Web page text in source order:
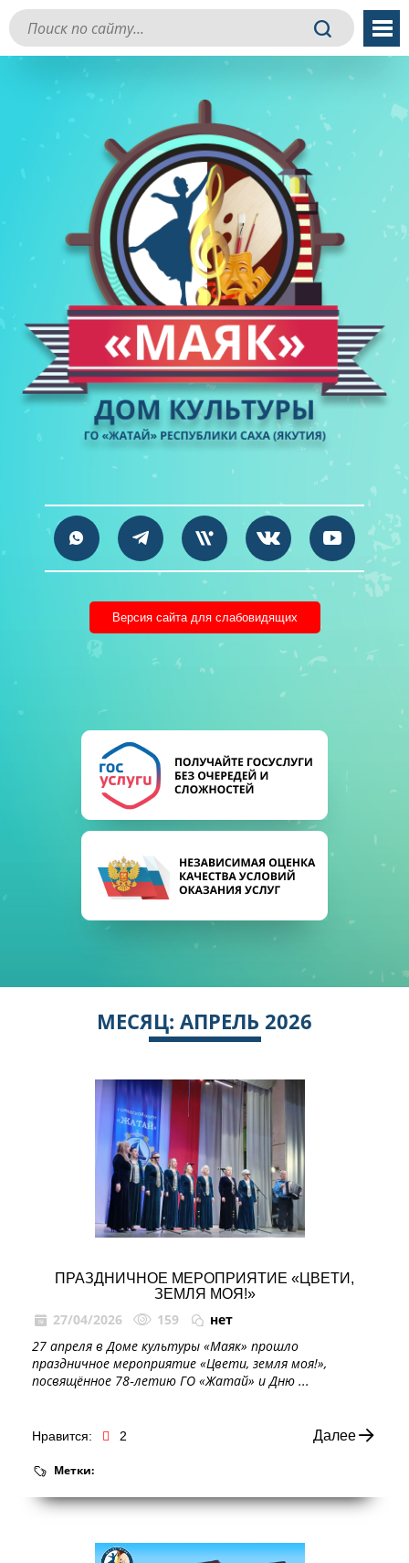
Версия сайта для слабовидящих
МЕСЯЦ: АПРЕЛЬ 2026
ПРАЗДНИЧНОЕ МЕРОПРИЯТИЕ «ЦВЕТИ,
ЗЕМЛЯ МОЯ!»
27/04/2026 159
нет
27 апреля в Доме культуры «Маяк» прошло
праздничное мероприятие «Цвети, земля моя!»,
посвящённое 78‑летию ГО «Жатай» и Дню ...
Нравится: 2 Далее
Метки: